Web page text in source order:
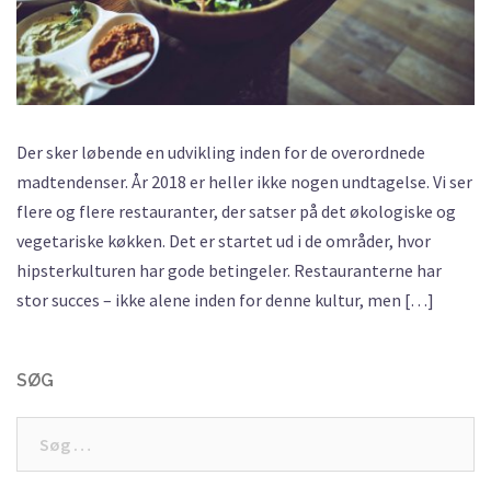
Der sker løbende en udvikling inden for de overordnede
madtendenser. År 2018 er heller ikke nogen undtagelse. Vi ser
flere og flere restauranter, der satser på det økologiske og
vegetariske køkken. Det er startet ud i de områder, hvor
hipsterkulturen har gode betingeler. Restauranterne har
stor succes – ikke alene inden for denne kultur, men […]
SØG